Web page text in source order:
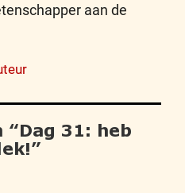
aan de
“Dag 31: heb
”